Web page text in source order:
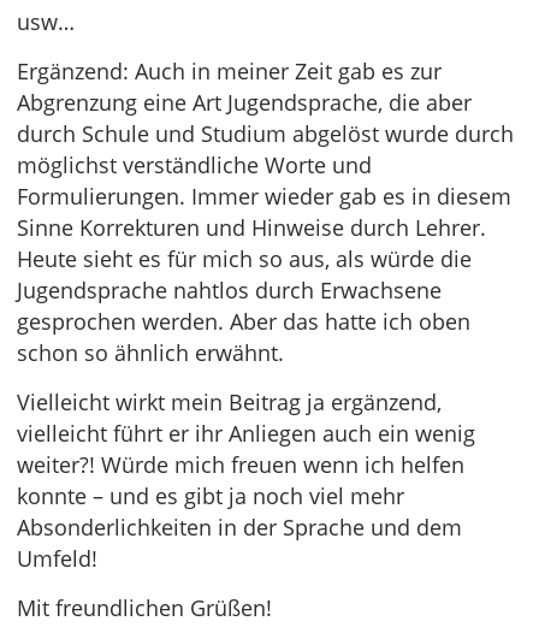
usw…
Ergänzend: Auch in meiner Zeit gab es zur
Abgrenzung eine Art Jugendsprache, die aber
durch Schule und Studium abgelöst wurde durch
möglichst verständliche Worte und
Formulierungen. Immer wieder gab es in diesem
Sinne Korrekturen und Hinweise durch Lehrer.
Heute sieht es für mich so aus, als würde die
Jugendsprache nahtlos durch Erwachsene
gesprochen werden. Aber das hatte ich oben
schon so ähnlich erwähnt.
Vielleicht wirkt mein Beitrag ja ergänzend,
vielleicht führt er ihr Anliegen auch ein wenig
weiter?! Würde mich freuen wenn ich helfen
konnte – und es gibt ja noch viel mehr
Absonderlichkeiten in der Sprache und dem
Umfeld!
Mit freundlichen Grüßen!